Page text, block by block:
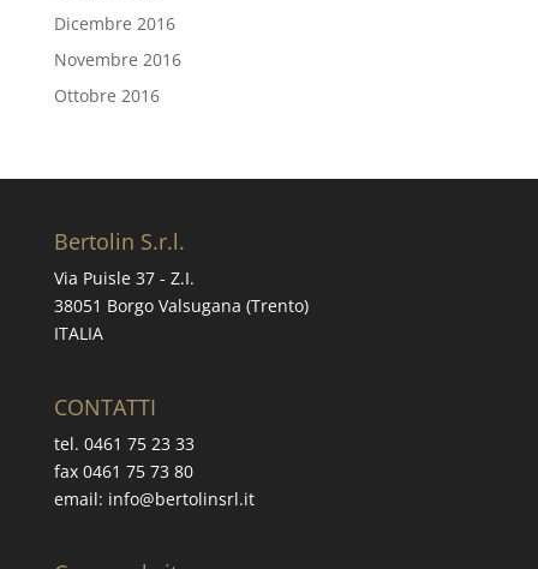
Dicembre 2016
Novembre 2016
Ottobre 2016
Bertolin S.r.l.
Via Puisle 37 - Z.I.
38051 Borgo Valsugana (Trento)
ITALIA
CONTATTI
tel. 0461 75 23 33
fax 0461 75 73 80
email: info@bertolinsrl.it